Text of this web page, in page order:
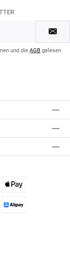
und die AGB gelesen
Apple Pay